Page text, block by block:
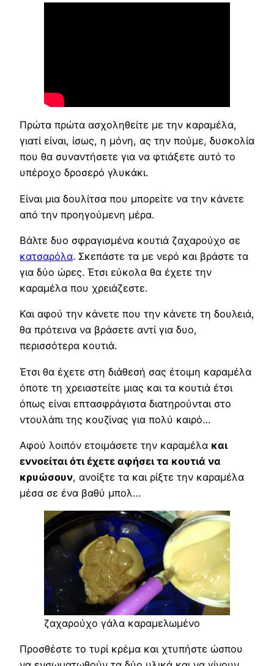
Πρώτα πρώτα ασχοληθείτε με την καραμέλα,
γιατί είναι, ίσως, η μόνη, ας την πούμε, δυσκολία
που θα συναντήσετε για να φτιάξετε αυτό το
υπέροχο δροσερό γλυκάκι.
Είναι μια δουλίτσα που μπορείτε να την κάνετε
από την προηγούμενη μέρα.
Βάλτε δυο σφραγισμένα κουτιά ζαχαρούχο σε
κατσαρόλα. Σκεπάστε τα με νερό και βράστε τα
για δύο ώρες. Έτσι εύκολα θα έχετε την
καραμέλα που χρειάζεστε.
Και αφού την κάνετε που την κάνετε τη δουλειά,
θα πρότεινα να βράσετε αντί για δυο,
περισσότερα κουτιά.
Έτσι θα έχετε στη διάθεσή σας έτοιμη καραμέλα
όποτε τη χρειαστείτε μιας και τα κουτιά έτσι
όπως είναι επτασφράγιστα διατηρούνται στο
ντουλάπι της κουζίνας για πολύ καιρό…
Αφού λοιπόν ετοιμάσετε την καραμέλα και
εννοείται ότι έχετε αφήσει τα κουτιά να
κρυώσουν, ανοίξτε τα και ρίξτε την καραμέλα
μέσα σε ένα βαθύ μπολ…
ζαχαρούχο γάλα καραμελωμένο
Προσθέστε το τυρί κρέμα και χτυπήστε ώσπου